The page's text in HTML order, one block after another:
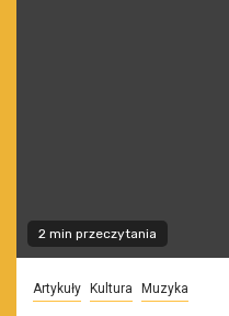
2 min przeczytania
Artykuły Kultura Muzyka